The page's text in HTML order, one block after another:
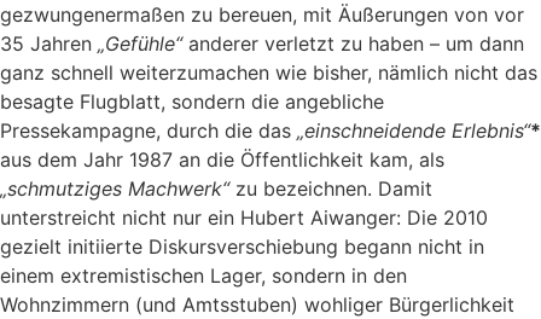
gezwungenermaßen zu bereuen, mit Äußerungen von vor
35 Jahren „Gefühle“anderer verletzt zu haben – um dann
ganz schnell weiterzumachen wie bisher, nämlich nicht das
besagte Flugblatt, sondern die angebliche
Pressekampagne, durch die das „einschneidende Erlebnis“*
aus dem Jahr 1987 an die Öffentlichkeit kam, als
„schmutziges Machwerk“ zu bezeichnen. Damit
unterstreicht nicht nur ein Hubert Aiwanger: Die 2010
gezielt initiierte Diskursverschiebung begann nicht in
einem extremistischen Lager, sondern in den
Wohnzimmern (und Amtsstuben) wohliger Bürgerlichkeit